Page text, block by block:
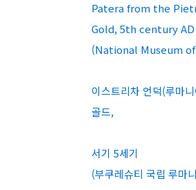
Patera from the
Gold, 5th century AD
(National Museum
이스트리차 언덕(루마
골드,
서기 5세기
(부쿠레슈티 국립 루마